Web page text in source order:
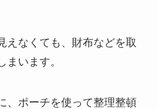
えなくても、財布などを取
まいます。
、ポーチを使って整理整頓